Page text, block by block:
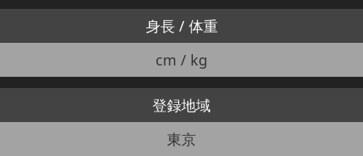
身長 / 体重
cm / kg
登録地域
東京